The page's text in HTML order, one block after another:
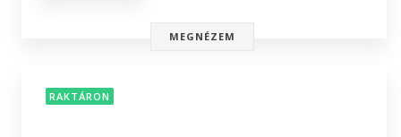
MEGNÉZEM
RAKTÁRON